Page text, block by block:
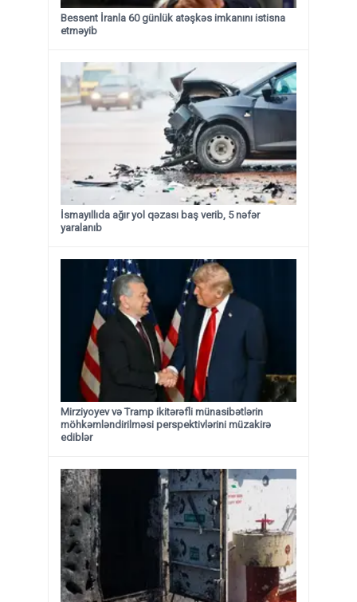
Bessent İranla 60 günlük atəşkəs imkanını istisna
etməyib
İsmayıllıda ağır yol qəzası baş verib, 5 nəfər
yaralanıb
Mirziyoyev və Tramp ikitərəfli münasibətlərin
möhkəmləndirilməsi perspektivlərini müzakirə
ediblər